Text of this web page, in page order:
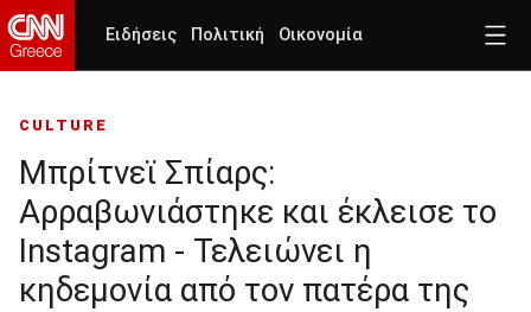
Ειδήσεις Πολιτική Οικονομία
CULTURE
Μπρίτνεϊ Σπίαρς:
Αρραβωνιάστηκε και έκλεισε το
Instagram - Τελειώνει η
κηδεμονία από τον πατέρα της